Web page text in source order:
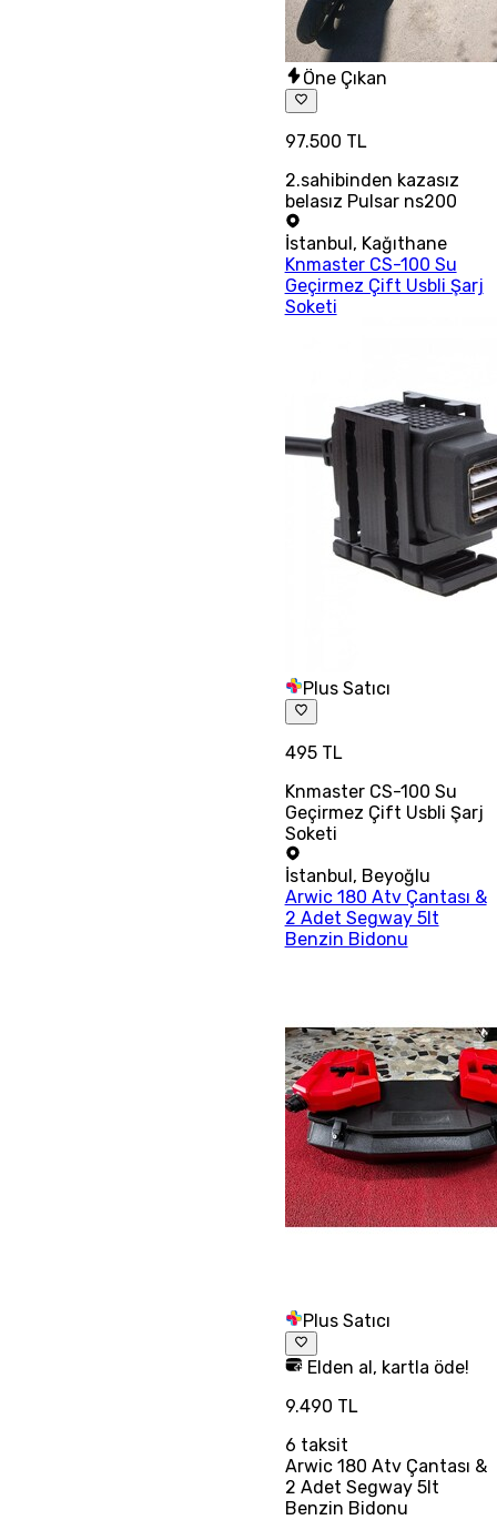
Öne Çıkan
97.500 TL
2.sahibinden kazasız
belasız Pulsar ns200
İstanbul , Kağıthane
Knmaster CS-100 Su
Geçirmez Çift Usbli Şarj
Soketi
Plus Satıcı
495 TL
Knmaster CS-100 Su
Geçirmez Çift Usbli Şarj
Soketi
İstanbul, Beyoğlu
Arwic 180 Atv Çantası &
2 Adet Segway 5lt
Benzin Bidonu
Plus Satıcı
Elden al, kartla öde!
9.490 TL
6 taksit
Arwic 180 Atv Çantası &
2 Adet Segway 5lt
Benzin Bidonu